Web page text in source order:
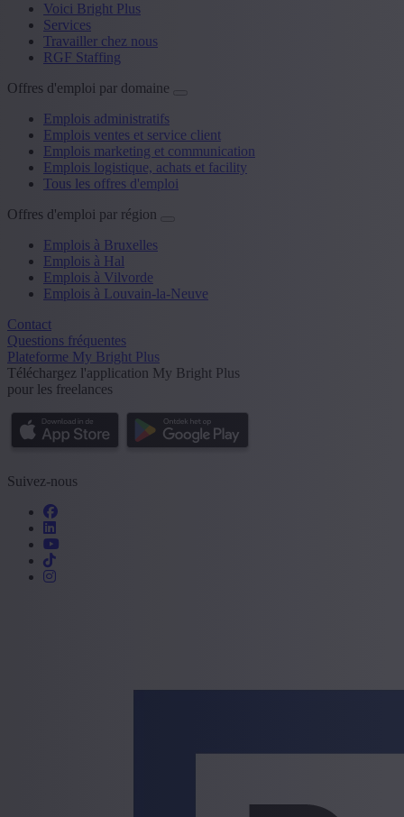
Voici Bright Plus
Services
Travailler chez nous
RGF Staffing
Offres d'emploi par domaine
Emplois administratifs
Emplois ventes et service client
Emplois marketing et communication
Emplois logistique, achats et facility
Tous les offres d'emploi
Offres d'emploi par région
Emplois à Bruxelles
Emplois à Hal
Emplois à Vilvorde
Emplois à Louvain-la-Neuve
Contact
Questions fréquentes
Plateforme My Bright Plus
Téléchargez l'application My Bright Plus
pour les freelances
Suivez-nous